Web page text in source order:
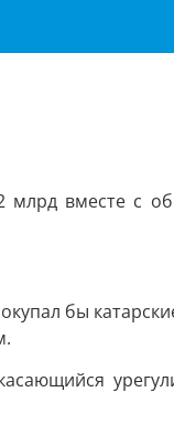
млрд вместе
бы